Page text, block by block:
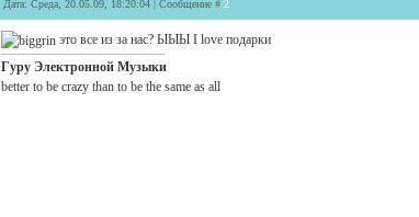
Дата: Среда, 20.05.09, 18:20:04 | Сообщение # 2
это все из за нас? ЫЫЫ I love подарки
Гуру Электронной Музыки
better to be crazy than to be the same as all